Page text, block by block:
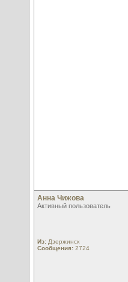
Анна Чижова
Активный пользователь
Из: Дзержинск
Сообщения: 2724